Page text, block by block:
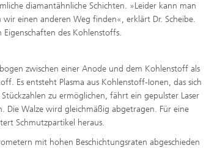
diamantähnliche Schichten. »Leider kann man
einen anderen Weg finden«, erklärt Dr. Scheibe.
des Kohlenstoffs.
zwischen einer Anode und dem Kohlenstoff als
Es entsteht Plasma aus Kohlenstoff-Ionen, das sich
zu ermöglichen, fährt ein gepulster Laser
Walze wird gleichmäßig abgetragen. Für eine
Schmutzpartikel heraus.
mit hohen Beschichtungsraten abgeschieden